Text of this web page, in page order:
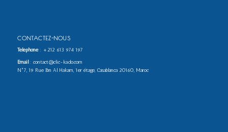
CONTACTEZ-NOUS
Téléphone: +212 613 974 197
Email : contact@clic-kado.com
N°7, 19 Rue Ibn Al Hakam, 1er étage, Casablanca 20160, Maroc